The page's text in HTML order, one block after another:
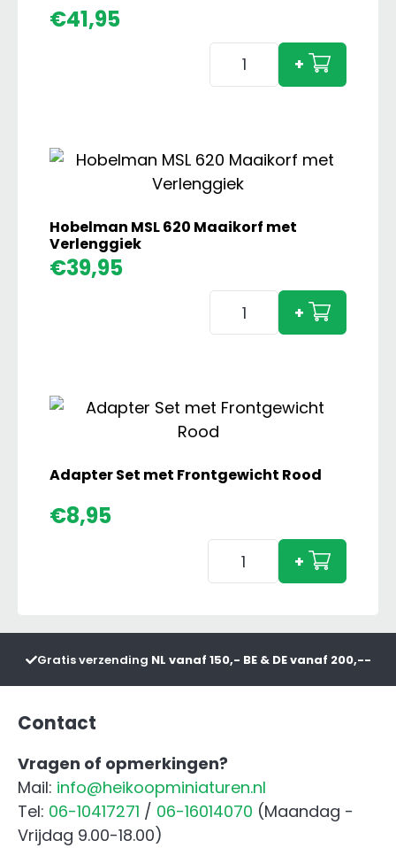
€41,95
Claas
Markant
aantal
+
Hobelman MSL 620 Maaikorf met
Verlenggiek
€39,95
Hobelman
met
Verlenggiek
+
Adapter Set met Frontgewicht Rood
€8,95
Adapter
aantal
+
Gratis verzending NL vanaf 150,- BE & DE vanaf 200,--
Contact
Vragen of opmerkingen?
Mail: info@heikoopminiaturen.nl
Tel: 06-10417271 / 06-16014070 (Maandag -
Vrijdag 9.00-18.00)